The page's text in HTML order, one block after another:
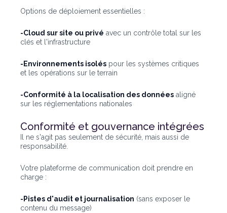
Options de déploiement essentielles :
-Cloud sur site ou privé avec un contrôle total sur les
clés et l'infrastructure
-Environnements isolés pour les systèmes critiques
et les opérations sur le terrain
-Conformité à la localisation des données aligné
sur les réglementations nationales
Conformité et gouvernance intégrées
Il ne s'agit pas seulement de sécurité, mais aussi de
responsabilité.
Votre plateforme de communication doit prendre en
charge :
-Pistes d'audit et journalisation (sans exposer le
contenu du message)